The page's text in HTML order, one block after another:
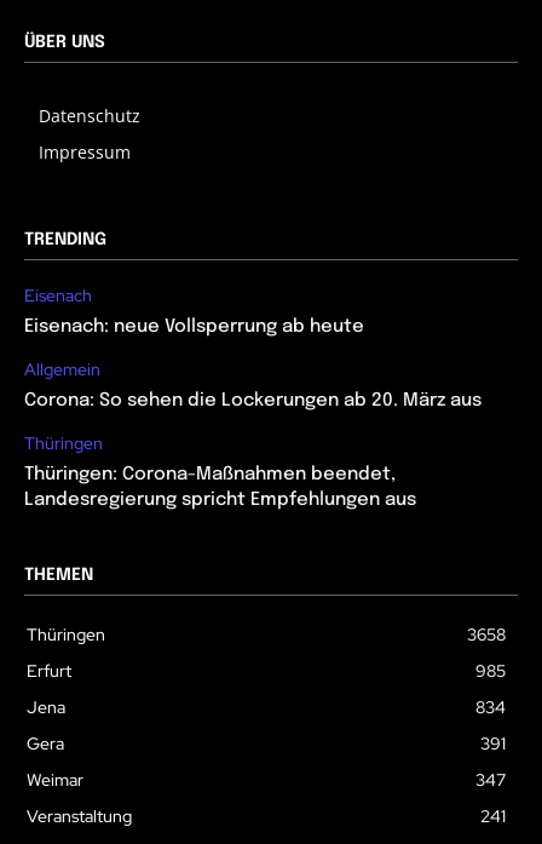
ÜBER UNS
Datenschutz
Impressum
TRENDING
Eisenach
Eisenach: neue Vollsperrung ab heute
Allgemein
Corona: So sehen die Lockerungen ab 20. März aus
Thüringen
Thüringen: Corona-Maßnahmen beendet,
Landesregierung spricht Empfehlungen aus
THEMEN
Thüringen
3658
Erfurt
985
Jena
834
Gera
391
Weimar
347
Veranstaltung
241